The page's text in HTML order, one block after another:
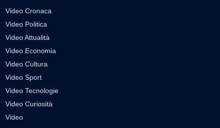
Video Cronaca
Video Politica
Video Attualità
Video Economia
Video Cultura
Video Sport
Video Tecnologie
Video Curiosità
Video